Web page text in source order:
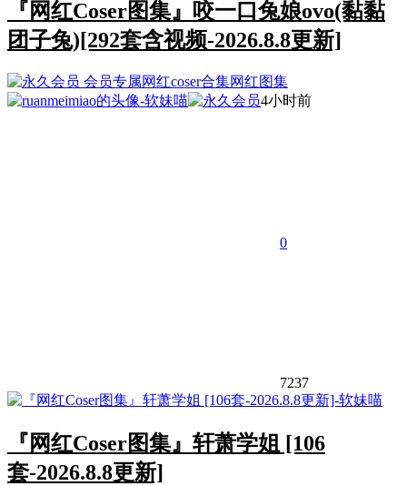
『网红Coser图集』咬一口兔娘ovo(黏黏
团子兔)[292套含视频-2026.8.8更新]
会员专属网红coser合集网红图集
4小时前
0
7237
『网红Coser图集』轩萧学姐 [106
套-2026.8.8更新]